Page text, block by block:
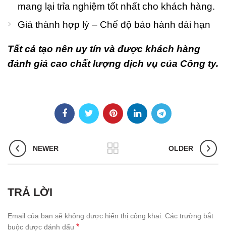
mang lại trỉa nghiệm tốt nhất cho khách hàng.
Giá thành hợp lý – Chế độ bảo hành dài hạn
Tất cả tạo nên uy tín và được khách hàng
đánh giá cao chất lượng dịch vụ của Công ty.
NEWER OLDER
TRẢ LỜI
Email của bạn sẽ không được hiển thị công khai. Các trường bắt
buộc được đánh dấu *